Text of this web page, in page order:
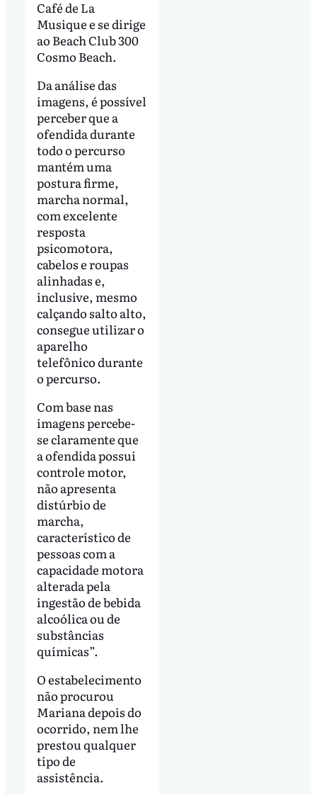
Café de La
Musique e se dirige
ao Beach Club 300
Cosmo Beach.
Da análise das
imagens, é possível
perceber que a
ofendida durante
todo o percurso
mantém uma
postura firme,
marcha normal,
com excelente
resposta
psicomotora,
cabelos e roupas
alinhadas e,
inclusive, mesmo
calçando salto alto,
consegue utilizar o
aparelho
telefônico durante
o percurso.
Com base nas
imagens percebe-
se claramente que
a ofendida possui
controle motor,
não apresenta
distúrbio de
marcha,
característico de
pessoas com a
capacidade motora
alterada pela
ingestão de bebida
alcoólica ou de
substâncias
químicas”.
O estabelecimento
não procurou
Mariana depois do
ocorrido, nem lhe
prestou qualquer
tipo de
assistência.